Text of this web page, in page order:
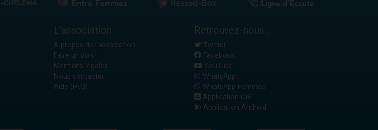
L'association
A propos de l'association
Faire un don !
Mentions légales
Nous contacter
Aide (FAQ)
Retrouvez-nous...
Twitter
Facebook
YouTube
WhatsApp
WhatsApp Femmes
Application iOS
Application Android